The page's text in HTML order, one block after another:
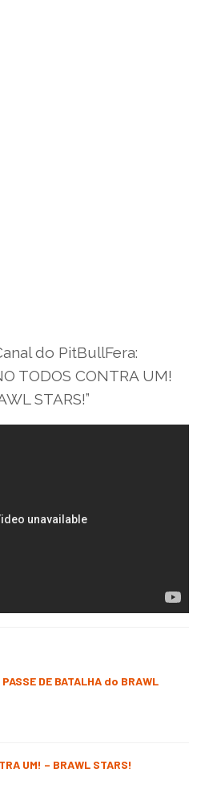
do PitBullFera:
TODOS CONTRA UM!
STARS!”
DE BATALHA do BRAWL
UM! – BRAWL STARS!